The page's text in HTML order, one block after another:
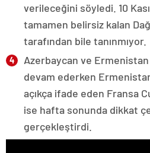
verileceğini söyledi. 10
tamamen belirsiz kalan
tarafından bile tanınmıyor.
Azerbaycan ve Ermenistan
devam ederken
açıkça ifade eden Fransa
ise hafta sonunda dikkat
gerçekleştirdi.